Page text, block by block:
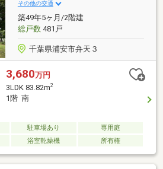
リーニング …等
その他の交通
築49年5ヶ月/2階建
総戸数481戸
千葉県浦安市弁天３
3,680万円
3LDK 83.82m2
1階 南
駐車場あり
専用庭
浴室乾燥機 所有権